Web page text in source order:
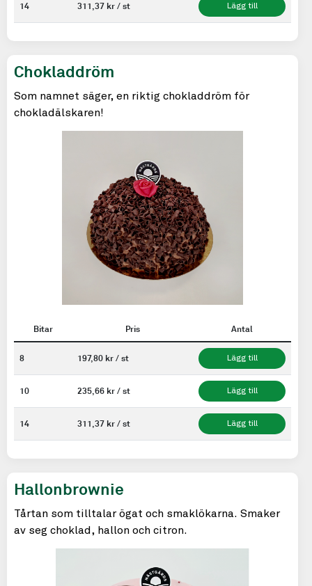
14 311,37 kr / st Lägg till
Chokladdröm
Som namnet säger, en riktig chokladdröm för
chokladälskaren!
Bitar Pris Antal
8 197,80 kr / st Lägg till
10 235,66 kr / st Lägg till
14 311,37 kr / st Lägg till
Hallonbrownie
Tårtan som tilltalar ögat och smaklökarna. Smaker
av seg choklad, hallon och citron.